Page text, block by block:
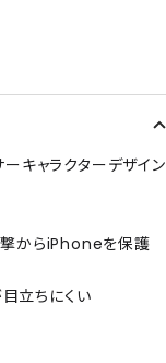
キャラクターデザイン
撃からiPhoneを保護
立ちにくい